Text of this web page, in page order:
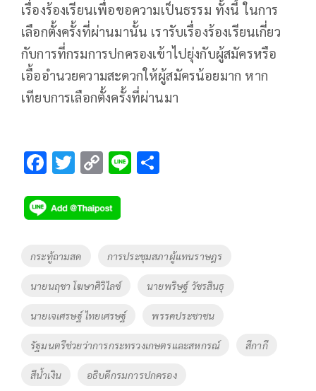
เรื่องร้องเรียนเพื่อขอความเป็นธรรม ทั้งนี้ ในการ
เลือกตั้งครั้งที่ผ่านมานั้น เรารับเรื่องร้องเรียนเกี่ยว
กับการที่กรมการปกครองเข้าไปยุ่งกับผู้สมัครหรือ
เอื้ออำนวยความสะดวกให้ผู้สมัครน้อยมาก หาก
เทียบการเลือกตั้งครั้งที่ผ่านมา
F
e
b
o
k
T
tt
er
C
p
y
Li
n
k
Li
Tags
กระทู้ถามสด การประชุมสภาผู้แทนราษฎร
นายนฤชา โฆษาศิวิไลซ์ นายพริษฐ์ วัชรสินธุ
นายเจเศรษฐ์ ไทยเศรษฐ์ พรรคประชาชน
รัฐมนตรีช่วยว่าการกระทรวงเกษตรและสหกรณ์ สีกากี
สีน้ำเงิน อธิบดีกรมการปกครอง